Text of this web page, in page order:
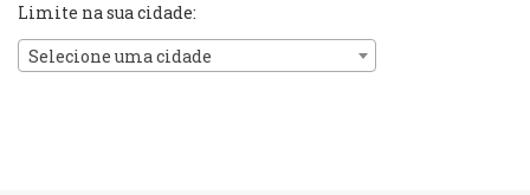
Limite na sua cidade:
Selecione uma cidade